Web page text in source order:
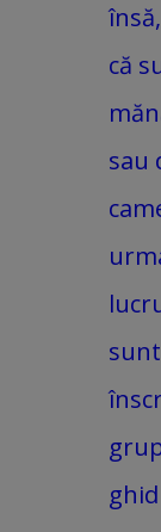
că
sau